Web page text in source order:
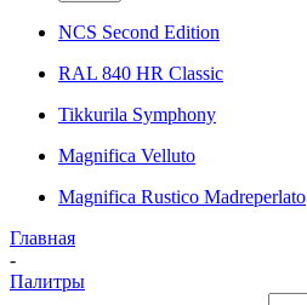
NCS Second Edition
RAL 840 HR Classic
Tikkurila Symphony
Magnifica Velluto
Magnifica Rustico Madreperlato
Главная
-
Палитры